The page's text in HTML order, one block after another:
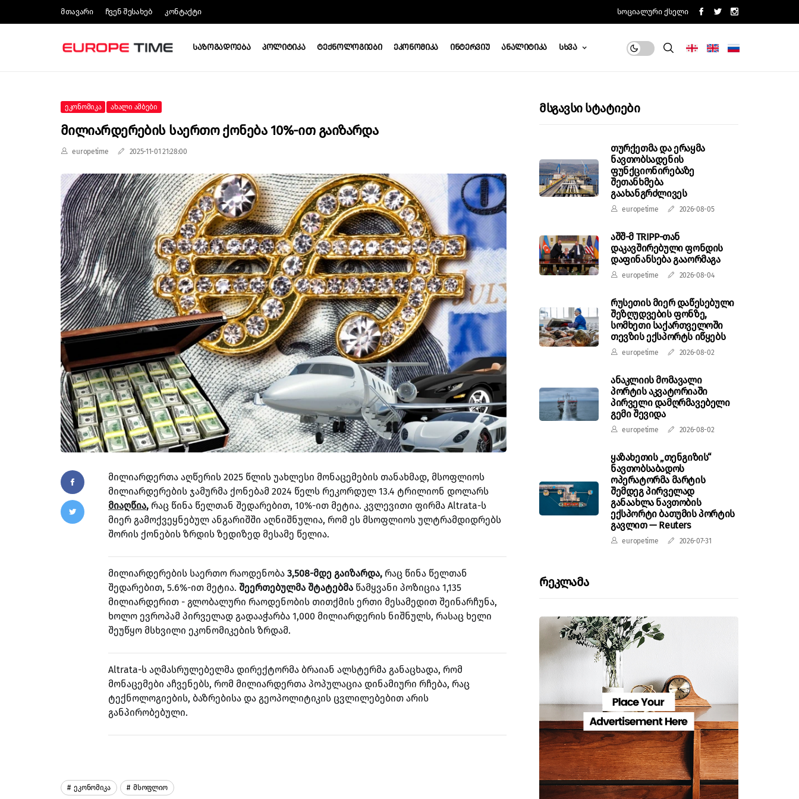
Მთავარი Ჩვენ Შესახებ Კონტაქტი Სოციალური Ქსელი
Საზოგადოება Პოლიტიკა Ტექნოლოგიები Ეკონომიკა Ინტერვიუ Ანალიტიკა Სხვა
Ეკონომიკა Ახალი Ამბები
Მილიარდერების Საერთო Ქონება 10%-Ით Გაიზარდა
europetime 2025-11-01 21:28:00
მილიარდერთა აღწერის 2025 წლის უახლესი მონაცემების თანახმად, მსოფლიოს
მილიარდერების ჯამურმა ქონებამ 2024 წელს რეკორდულ 13.4 ტრილიონ დოლარს
მიაღწია, რაც წინა წელთან შედარებით, 10%-ით მეტია. კვლევითი ფირმა Altrata-ს
მიერ გამოქვეყნებულ ანგარიშში აღნიშნულია, რომ ეს მსოფლიოს ულტრამდიდრებს
შორის ქონების ზრდის ზედიზედ მესამე წელია.
მილიარდერების საერთო რაოდენობა 3,508-მდე გაიზარდა, რაც წინა წელთან
შედარებით, 5.6%-ით მეტია. შეერთებულმა შტატებმა წამყვანი პოზიცია 1,135
მილიარდერით - გლობალური რაოდენობის თითქმის ერთი მესამედით შეინარჩუნა,
ხოლო ევროპამ პირველად გადააჭარბა 1,000 მილიარდერის ნიშნულს, რასაც ხელი
შეუწყო მსხვილი ეკონომიკების ზრდამ.
Altrata-ს აღმასრულებელმა დირექტორმა ბრაიან ალსტერმა განაცხადა, რომ
მონაცემები აჩვენებს, რომ მილიარდერთა პოპულაცია დინამიური რჩება, რაც
ტექნოლოგიების, ბაზრებისა და გეოპოლიტიკის ცვლილებებით არის
განპირობებული.
Ეკონომიკა Მსოფლიო
Მსგავსი Სტატიები
თურქეთმა და ერაყმა
ნავთობსადენის
ფუნქციონირებაზე
შეთანხმება
გაახანგრძლივეს
europetime 2026-08-05
აშშ-მ TRIPP-თან
დაკავშირებული ფონდის
დაფინანსება გააორმაგა
europetime 2026-08-04
რუსეთის მიერ დაწესებული
შეზღუდვების ფონზე,
სომხეთი საქართველოში
თევზის ექსპორტს იწყებს
europetime 2026-08-02
ანაკლიის მომავალი
პორტის აკვატორიაში
პირველი დამღრმავებელი
გემი შევიდა
europetime 2026-08-02
ყაზახეთის „თენგიზის“
ნავთობსაბადოს
ოპერატორმა მარტის
შემდეგ პირველად
განაახლა ნავთობის
ექსპორტი ბათუმის პორტის
გავლით — Reuters
europetime 2026-07-31
Რეკლამა